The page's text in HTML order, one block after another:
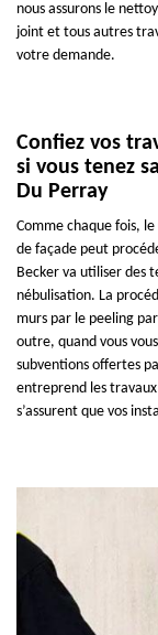
nous assurons le
joint et tous autres
votre demande.
Confiez vos
si vous tenez
Du Perray
Comme chaque fois,
de façade peut
Becker va utiliser des
nébulisation. La
murs par le peeling
outre, quand vous
subventions offertes
entreprend les travaux
s’assurent que vos